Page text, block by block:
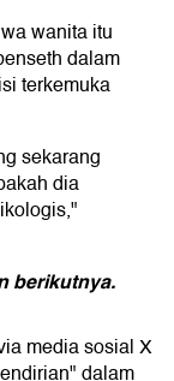
wanita itu
dalam
terkemuka
sekarang
dia
berikutnya.
media sosial X
dalam